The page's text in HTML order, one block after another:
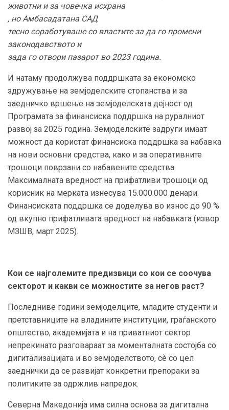
животни и за човечка исхрана
, но Амбасадатана САД
тесно соработуваше со властите за да го промени
законодавството и
зада го отвори пазарот во 2023 година.
И натаму продолжува поддршката за економско
здружување на земјоделските стопанства и за
заедничко вршење на земјоделската дејност од
Програмата за финансиска поддршка на руралниот
развој за 2025 година. Земјоделските задруги имаат
можност да користат финансиска поддршка за набавка
на нови основни средства, како и за оперативните
трошоци поврзани со набавените средства.
Максималната вредност на прифатливи трошоци од
корисник на мерката изнесува 15.000.000 денари.
Финансиската поддршка се доделува во износ до 90 %
од вкупно прифатливата вредност на набавката (извор:
МЗШВ, март 2025).
Кои се најголемите предизвици со кои се соочува
секторот и какви се можностите за негов раст?
Последниве години земјоделците, младите студенти и
претставниците на владините институции, граѓанското
општество, академијата и на приватниот сектор
непрекинато разговараат за моменталната состојба со
дигитализацијата и во земјоделството, сѐ со цел
заеднички да се развијат конкретни препораки за
политиките за одржлив напредок.
Северна Македонија има силна основа за дигитална